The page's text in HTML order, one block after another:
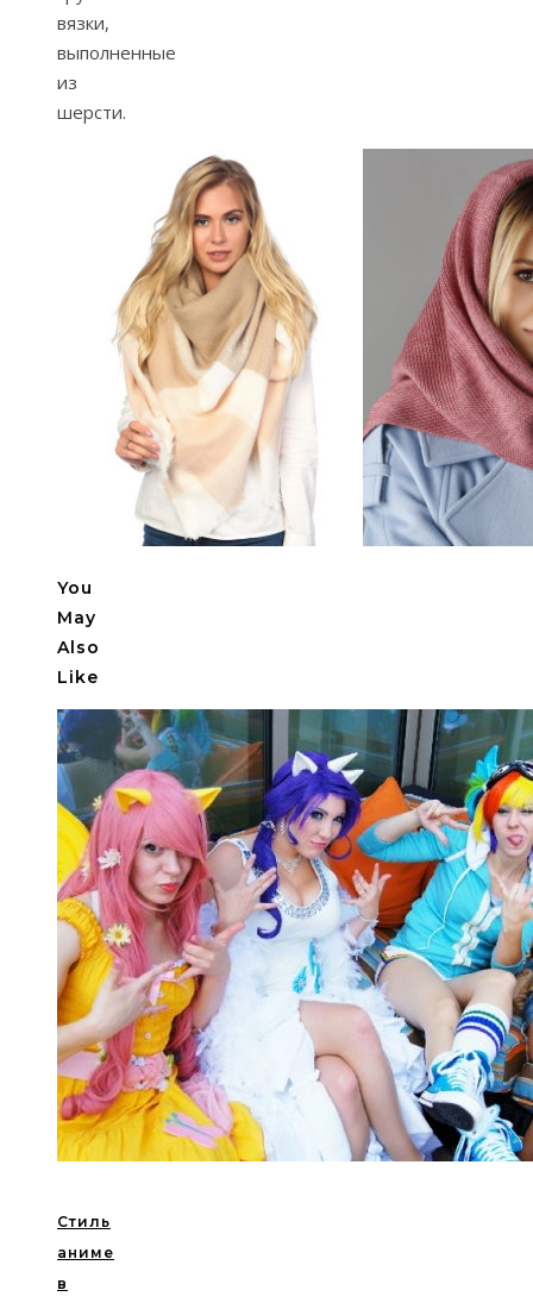
вязки,
выполненные
из
шерсти.
You
May
Also
Like
Стиль
аниме
в